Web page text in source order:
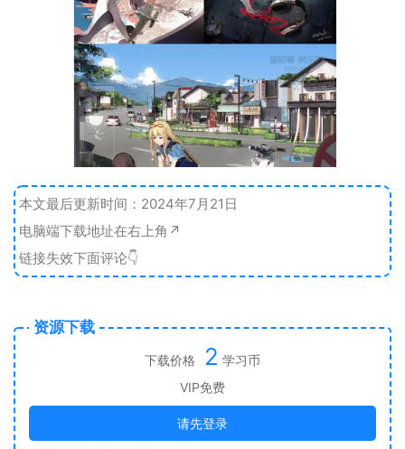
本文最后更新时间：2024年7月21日
电脑端下载地址在右上角↗️
链接失效下面评论👇
资源下载
下载价格 2 学习币
VIP免费
请先登录